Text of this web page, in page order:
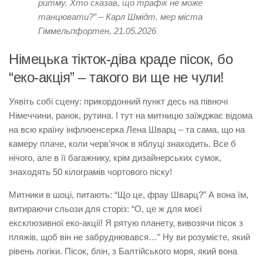
ритму. Хто сказав, що трафік не може
танцювати?” – Карл Шмідт, мер міста
Гіммельпфортен, 21.05.2026
Німецька тікток-діва краде пісок, бо
“еко-акція” – такого ви ще не чули!
Уявіть собі сцену: прикордонний пункт десь на півночі
Німеччини, ранок, рутина. І тут на митницю заїжджає відома
на всю країну інфлюенсерка Лена Шварц – та сама, що на
камеру плаче, коли черв’ячок в яблуці знаходить. Все б
нічого, але в її багажнику, крім дизайнерських сумок,
знаходять 50 кілограмів чортового піску!
Митники в шоці, питають: “Що це, фрау Шварц?” А вона їм,
витираючи сльози для сторіз: “О, це ж для моєї
ексклюзивної еко-акції! Я рятую планету, вивозячи пісок з
пляжів, щоб він не забруднювався…” Ну ви розумієте, який
рівень логіки. Пісок, блін, з Балтійського моря, який вона